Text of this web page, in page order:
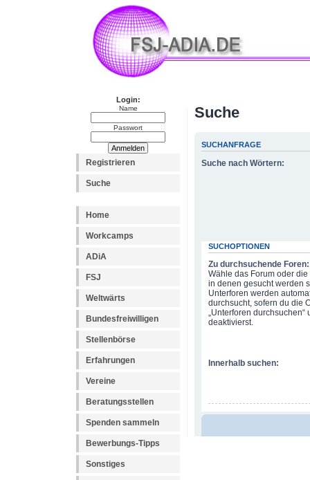
Login:
Name
Passwort
Registrieren
Suche
Home
Workcamps
ADiA
FSJ
Weltwärts
Bundesfreiwilligen
Stellenbörse
Erfahrungen
Vereine
Beratungsstellen
Spenden sammeln
Bewerbungs-Tipps
Sonstiges
Suche
SUCHANFRAGE
Suche nach Wörtern:
SUCHOPTIONEN
Zu durchsuchende Foren:
Wähle das Forum oder die
in denen gesucht werden
Unterforen werden
durchsucht, sofern du die
„Unterforen durchsuchen“
deaktivierst.
Innerhalb suchen: